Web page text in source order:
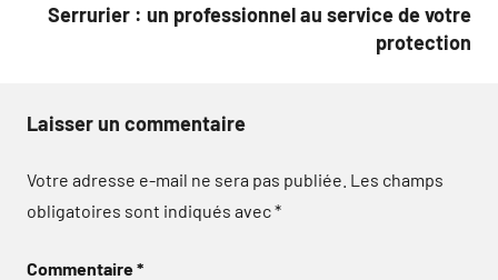
Serrurier : un professionnel au service de votre
protection
Laisser un commentaire
Votre adresse e-mail ne sera pas publiée. Les champs
obligatoires sont indiqués avec*
Commentaire*